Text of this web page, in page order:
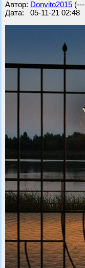
Автор: Donvito2015
Дата: 05-11-21 02:48